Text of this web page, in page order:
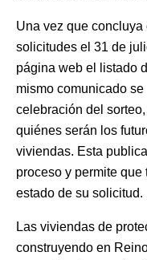
Una vez que
solicitudes el 31 de
página web el listado
mismo comunicado
celebración del
quiénes serán los
viviendas. Esta
proceso y permite que
estado de su solicitud.
Las viviendas de
construyendo en